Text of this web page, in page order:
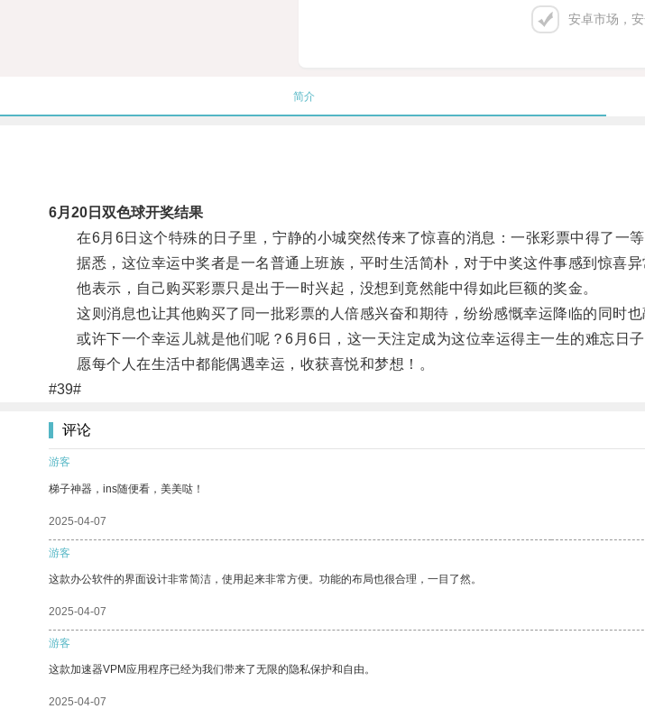
安卓市场，
简介
6月20日双色球开奖结果
在6月6日这个特殊的日子里，宁静的小城突然传来了惊喜的消息：一张彩票中得了一等
据悉，这位幸运中奖者是一名普通上班族，平时生活简朴，对于中奖这件事感到惊喜异
他表示，自己购买彩票只是出于一时兴起，没想到竟然能中得如此巨额的奖金。
这则消息也让其他购买了同一批彩票的人倍感兴奋和期待，纷纷感慨幸运降临的同时也
或许下一个幸运儿就是他们呢？6月6日，这一天注定成为这位幸运得主一生的难忘日子
愿每个人在生活中都能偶遇幸运，收获喜悦和梦想！。
#39#
评论
游客
梯子神器，ins随便看，美美哒！
2025-04-07
游客
这款办公软件的界面设计非常简洁，使用起来非常方便。功能的布局也很合理，一目了然。
2025-04-07
游客
这款加速器VPM应用程序已经为我们带来了无限的隐私保护和自由。
2025-04-07